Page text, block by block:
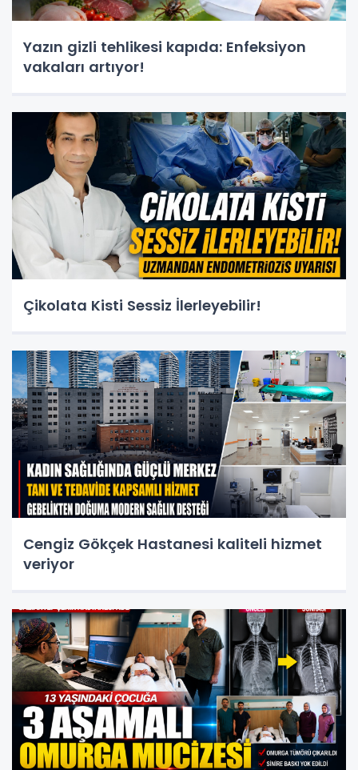
Yazın gizli tehlikesi kapıda: Enfeksiyon
vakaları artıyor!
Çikolata Kisti Sessiz İlerleyebilir!
Cengiz Gökçek Hastanesi kaliteli hizmet
veriyor